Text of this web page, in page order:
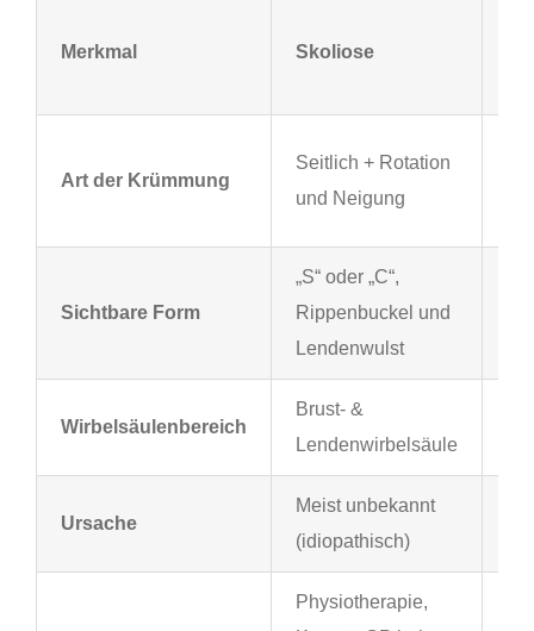
Merkmal Skoliose
Art der Krümmung
Seitlich + Rotation
und Neigung
Sichtbare Form
„S“ oder „C“,
Rippenbuckel und
Lendenwulst
Wirbelsäulenbereich
Brust- &
Lendenwirbelsäule
Ursache
Meist unbekannt
(idiopathisch)
Physiotherapie,